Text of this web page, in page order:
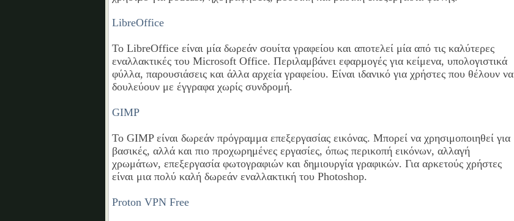
LibreOffice
Το LibreOffice είναι μία δωρεάν σουίτα γραφείου και αποτελεί μία από τις καλύτερες
εναλλακτικές του Microsoft Office. Περιλαμβάνει εφαρμογές για κείμενα, υπολογιστικά
φύλλα, παρουσιάσεις και άλλα αρχεία γραφείου. Είναι ιδανικό για χρήστες που θέλουν να
δουλεύουν με έγγραφα χωρίς συνδρομή.
GIMP
Το GIMP είναι δωρεάν πρόγραμμα επεξεργασίας εικόνας. Μπορεί να χρησιμοποιηθεί για
βασικές, αλλά και πιο προχωρημένες εργασίες, όπως περικοπή εικόνων, αλλαγή
χρωμάτων, επεξεργασία φωτογραφιών και δημιουργία γραφικών. Για αρκετούς χρήστες
είναι μια πολύ καλή δωρεάν εναλλακτική του Photoshop.
Proton VPN Free